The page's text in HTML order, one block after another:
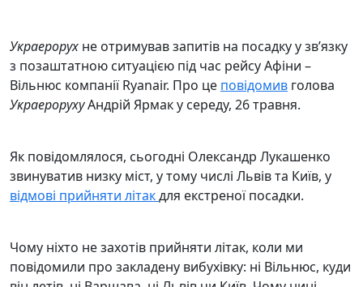
Украерорух не отримував запитів на посадку у зв’язку
з позаштатною ситуацією під час рейсу Афіни –
Вільнюс компанії Ryanair. Про це повідомив голова
УкраерорухуАндрій Ярмак у середу, 26 травня.
Як повідомлялося, сьогодні Олександр Лукашенко
звинуватив низку міст, у тому числі Львів та Київ, у
відмові прийняти літакдля екстреної посадки.
Чому ніхто не захотів прийняти літак, коли ми
повідомили про закладену вибухівку: ні Вільнюс, куди